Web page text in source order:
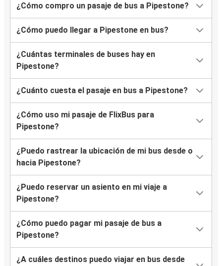
¿Cómo compro un pasaje de bus a Pipestone?
¿Cómo puedo llegar a Pipestone en bus?
¿Cuántas terminales de buses hay en
Pipestone?
¿Cuánto cuesta el pasaje en bus a Pipestone?
¿Cómo uso mi pasaje de FlixBus para
Pipestone?
¿Puedo rastrear la ubicación de mi bus desde o
hacia Pipestone?
¿Puedo reservar un asiento en mi viaje a
Pipestone?
¿Cómo puedo pagar mi pasaje de bus a
Pipestone?
¿A cuáles destinos puedo viajar en bus desde